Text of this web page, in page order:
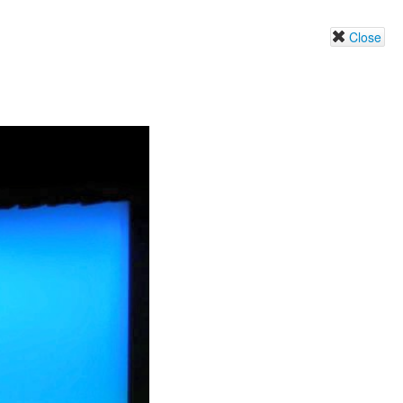
Close